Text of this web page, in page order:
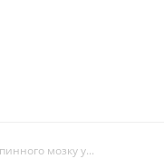
мозку у...